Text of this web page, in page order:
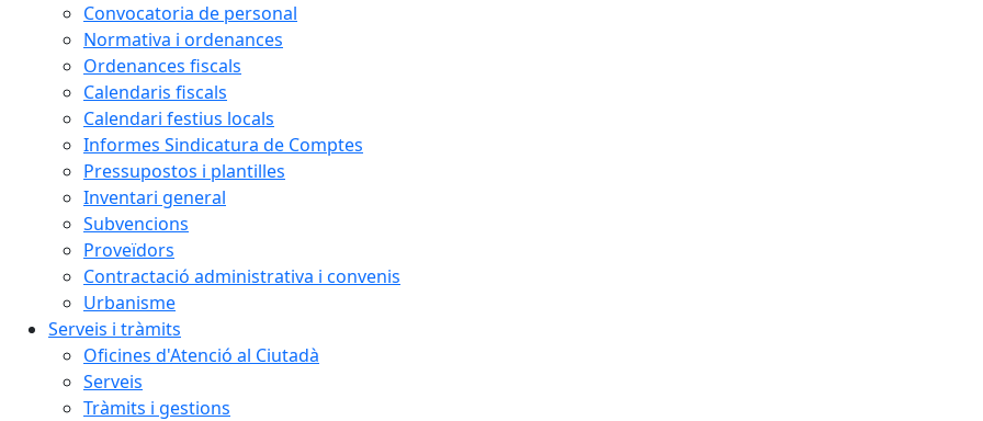
Convocatoria de personal
Normativa i ordenances
Ordenances fiscals
Calendaris fiscals
Calendari festius locals
Informes Sindicatura de Comptes
Pressupostos i plantilles
Inventari general
Subvencions
Proveïdors
Contractació administrativa i convenis
Urbanisme
Serveis i tràmits
Oficines d'Atenció al Ciutadà
Serveis
Tràmits i gestions